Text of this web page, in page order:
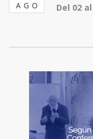
AGO Del 02